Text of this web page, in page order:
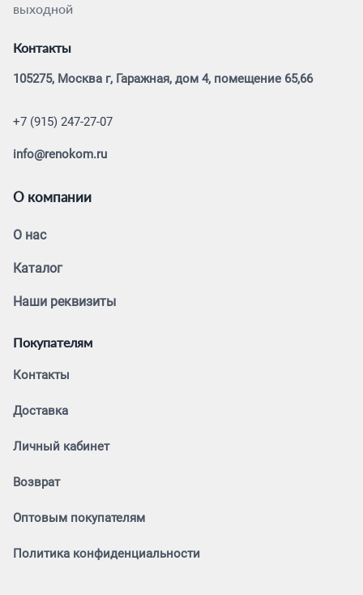
выходной
Контакты
105275, Москва г, Гаражная, дом 4, помещение 65,66
+7 (915) 247-27-07
info@renokom.ru
О компании
О нас
Каталог
Наши реквизиты
Покупателям
Контакты
Доставка
Личный кабинет
Возврат
Оптовым покупателям
Политика конфиденциальности